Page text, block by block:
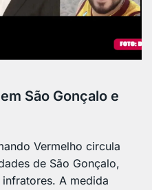
São Gonçalo e
Vermelho circula
de São Gonçalo,
A medida